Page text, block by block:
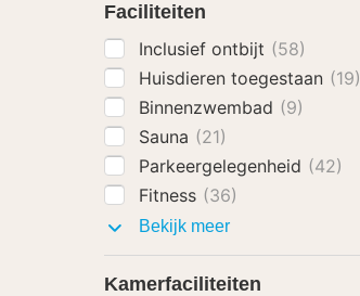
Faciliteiten
Inclusief ontbijt (58)
Huisdieren toegestaan (19)
Binnenzwembad (9)
Sauna (21)
Parkeergelegenheid (42)
Fitness (36)
Bekijk meerFaciliteiten
Kamerfaciliteiten